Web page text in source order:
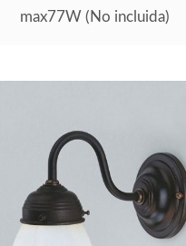
max77W (No incluida)